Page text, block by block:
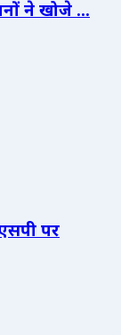
ने खोजे ...
पर